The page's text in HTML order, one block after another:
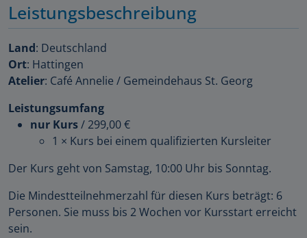
Leistungsbeschreibung
Land: Deutschland
Ort: Hattingen
Atelier: Café Annelie / Gemeindehaus St. Georg
Leistungsumfang
nur Kurs/ 299,00 €
1 × Kurs bei einem qualifizierten Kursleiter
Der Kurs geht von Samstag, 10:00 Uhr bis Sonntag.
Die Mindestteilnehmerzahl für diesen Kurs beträgt: 6
Personen. Sie muss bis 2 Wochen vor Kursstart erreicht
sein.